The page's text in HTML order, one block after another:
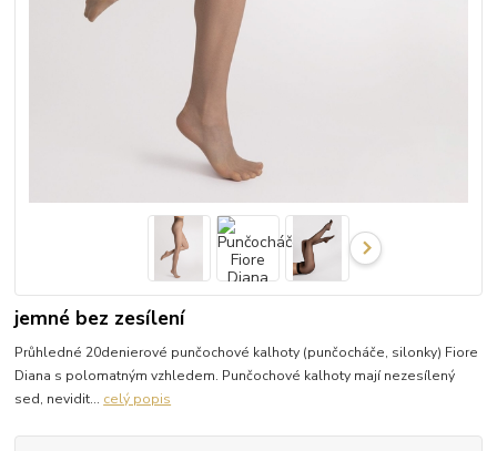
jemné bez zesílení
Průhledné 20denierové punčochové kalhoty (punčocháče, silonky) Fiore
Diana s polomatným vzhledem. Punčochové kalhoty mají nezesílený
sed, nevidit... celý popis